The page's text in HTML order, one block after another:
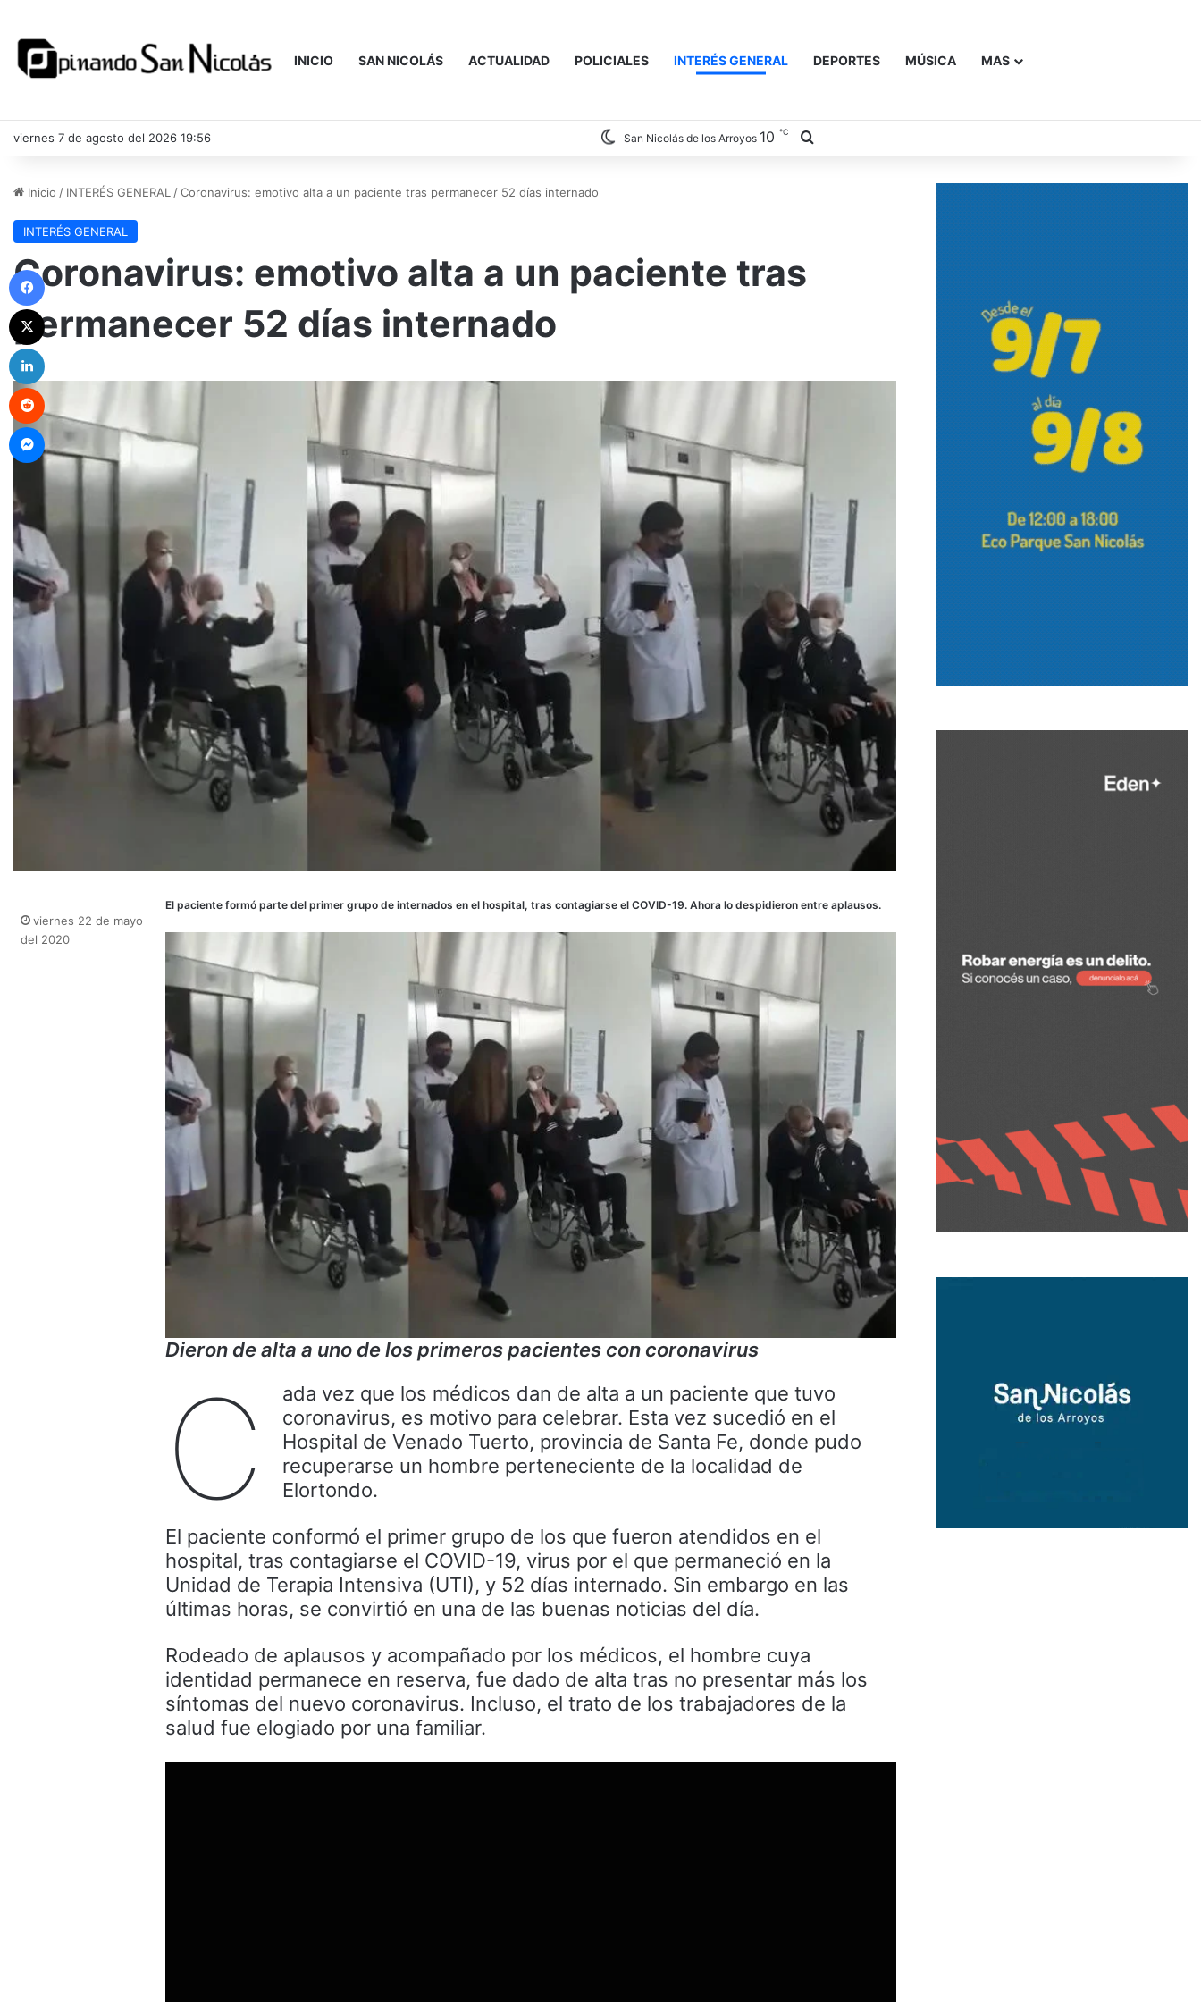
INICIO SAN NICOLÁS ACTUALIDAD POLICIALES INTERÉS GENERAL DEPORTES MÚSICA MAS
viernes 7 de agosto del 2026 19:56 San Nicolás de los Arroyos 10 ℃ Buscar
Inicio / INTERÉS GENERAL /Coronavirus: emotivo alta a un paciente tras permanecer 52 días internado
INTERÉS GENERAL
Coronavirus: emotivo alta a un paciente tras
permanecer 52 días internado
El paciente formó parte del primer grupo de internados en el hospital, tras contagiarse el COVID-19. Ahora lo despidieron entre aplausos.
Dieron de alta a uno de los primeros pacientes con coronavirus
C
ada vez que los médicos dan de alta a un paciente que tuvo
coronavirus, es motivo para celebrar. Esta vez sucedió en el
Hospital de Venado Tuerto, provincia de Santa Fe, donde pudo
recuperarse un hombre perteneciente de la localidad de
Elortondo.
El paciente conformó el primer grupo de los que fueron atendidos en el
hospital, tras contagiarse el COVID-19, virus por el que permaneció en la
Unidad de Terapia Intensiva (UTI), y 52 días internado. Sin embargo en las
últimas horas, se convirtió en una de las buenas noticias del día.
Rodeado de aplausos y acompañado por los médicos, el hombre cuya
identidad permanece en reserva, fue dado de alta tras no presentar más los
síntomas del nuevo coronavirus. Incluso, el trato de los trabajadores de la
salud fue elogiado por una familiar.
viernes 22 de mayo
del 2020
Facebook
Messenger